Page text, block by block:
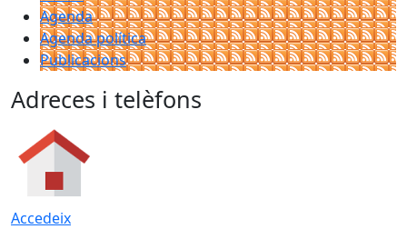
Agenda
Agenda política
Publicacions
Adreces i telèfons
Accedeix